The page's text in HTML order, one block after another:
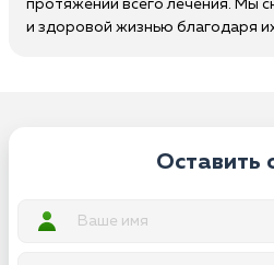
протяжении всего лечения. Мы
и здоровой жизнью благодаря
Оставить